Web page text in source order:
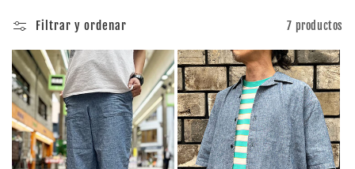
c
i
ó
n
:
Filtrar y ordenar 7 productos